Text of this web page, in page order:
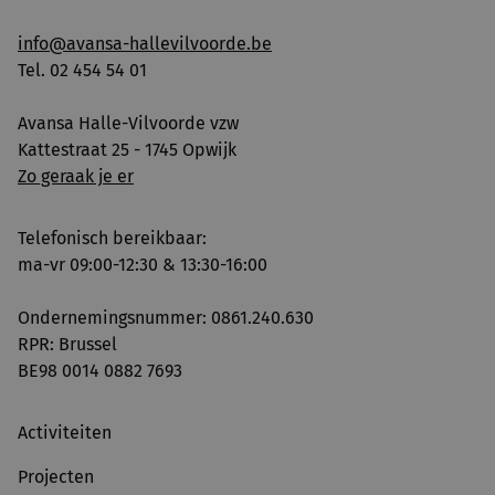
info@avansa-hallevilvoorde.be
Tel. 02 454 54 01
Avansa Halle-Vilvoorde vzw
Kattestraat 25 - 1745 Opwijk
Zo geraak je er
Telefonisch bereikbaar:
ma-vr 09:00-12:30 & 13:30-16:00
Ondernemingsnummer: 0861.240.630
RPR: Brussel
BE98 0014 0882 7693
Activiteiten
Projecten